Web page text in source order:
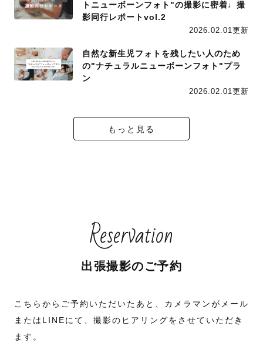
トニューボーンフォト"の撮影に密着♩撮
影同行レポートvol.2
2026.02.01更新
自然な新生児フォトを残したい人のため
の"ナチュラルニューボーンフォト"プラ
ン
2026.02.01更新
もっと見る
Reservation
出張撮影のご予約
こちらからご予約いただいたあと、カメラマンがメール
またはLINEにて、撮影のヒアリングをさせていただき
ます。